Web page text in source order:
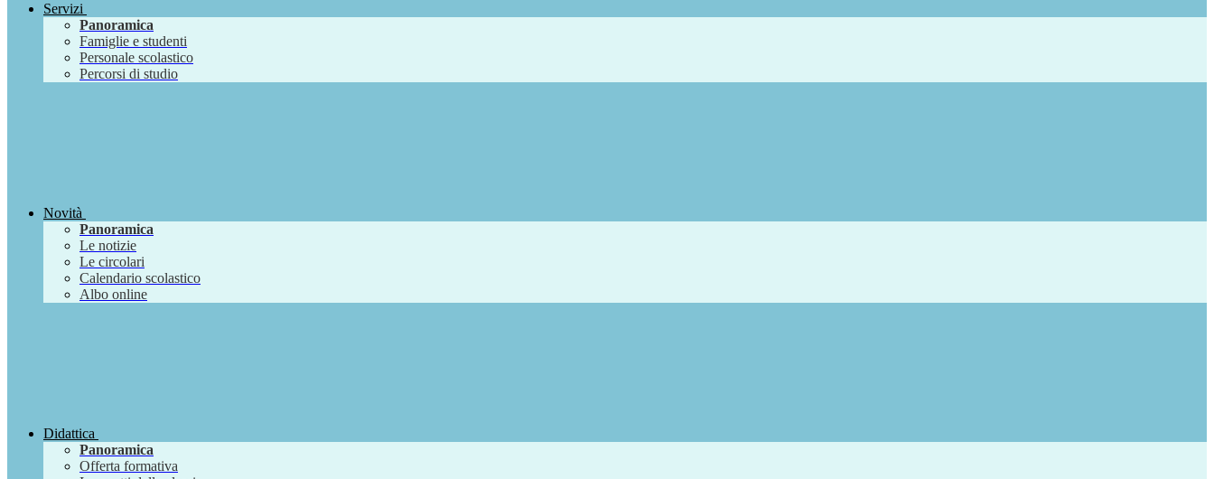
Servizi
Panoramica
Famiglie e studenti
Personale scolastico
Percorsi di studio
Novità
Panoramica
Le notizie
Le circolari
Calendario scolastico
Albo online
Didattica
Panoramica
Offerta formativa